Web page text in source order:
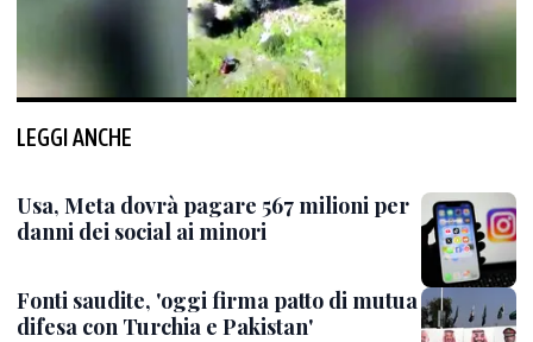
LEGGI ANCHE
Usa, Meta dovrà pagare 567 milioni per
danni dei social ai minori
Fonti saudite, 'oggi firma patto di mutua
difesa con Turchia e Pakistan'